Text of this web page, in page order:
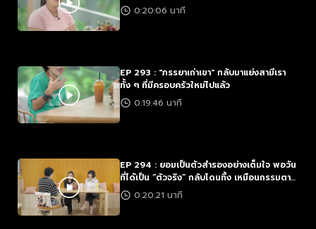
0:20:06 นาที
EP 293 : "ภรรยาเก่าเขา" กลับมาแย่งสามีเรา
ทั้ง ๆ ที่มีครอบครัวใหม่ไปแล้ว
0:19:46 นาที
EP 294 : ยอมเป็นตัวสำรองอย่างเต็มใจ พอวัน
ที่ได้เป็น “ตัวจริง” กลับโดนทิ้ง เหมือนกรรมตาม
ทัน 0:20:21 นาที